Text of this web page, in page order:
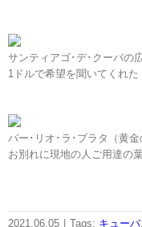
サンティアゴ･デ･クーバの
1ドルで希望を聞いてくれた
バー･リオ･ラ･プラタ（黄
お別れに現地の人ご用達の
2021.06.05 | Tags: キューバ,